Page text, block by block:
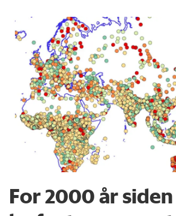
For 2000 år